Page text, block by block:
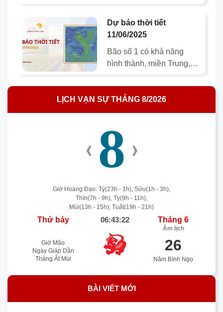
báo hiệu sự chuyển…
Dự báo thời tiết
11/06/2025
Bão số 1 có khả năng
hình thành, miền Trung,
đối mặt mưa lớn tầm tã.
Cụ thể như sau:…
LỊCH VẠN SỰ THÁNG 8/2026
‹ 8 ›
Giờ Hoàng Đạo: Tý(23h - 1h), Sửu(1h - 3h),
Thìn(7h - 9h), Tỵ(9h - 11h),
Mùi(13h - 15h), Tuất(19h - 21h)
Thứ bảy 06:43:22 Tháng 6
Âm lịch
Giờ Mão
Ngày Giáp Dần
Tháng Ất Mùi
26
Năm Bính Ngọ
BÀI VIẾT MỚI